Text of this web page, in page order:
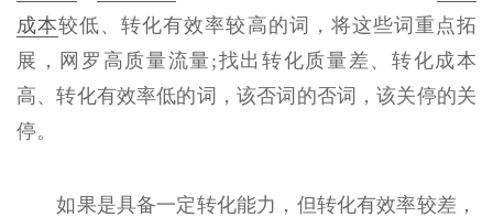
成本较低、转化有效率较高的词，将这些词重点拓
展，网罗高质量流量;找出转化质量差、转化成本
高、转化有效率低的词，该否词的否词，该关停的关
停。
如果是具备一定转化能力，但转化有效率较差，